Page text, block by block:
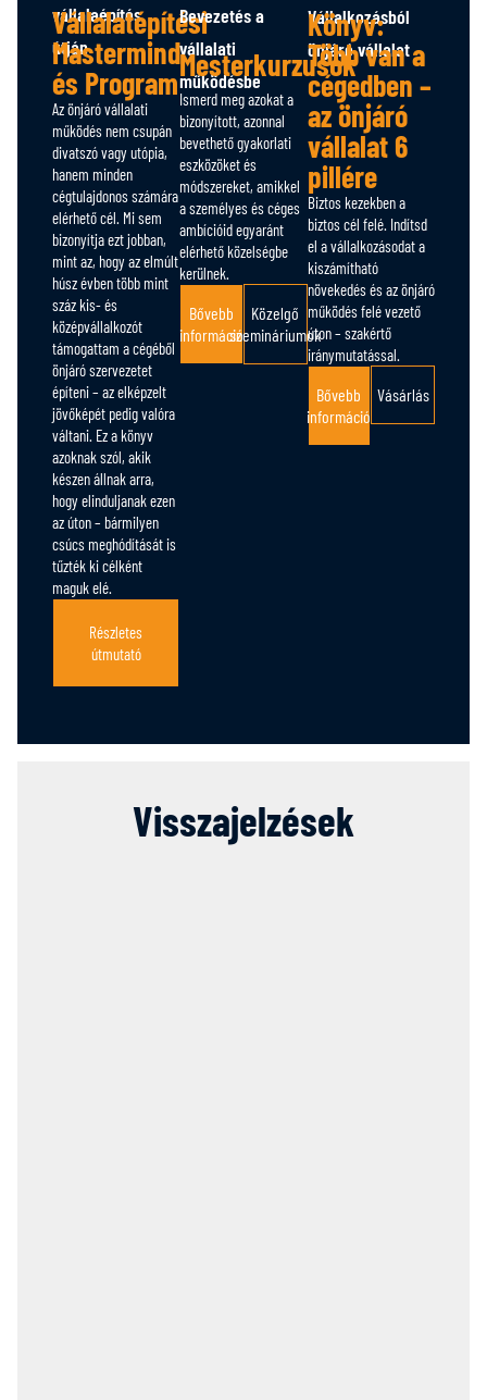
vállalaépítés
útján
Vállalatépítési
Mastermind
és Program
Az önjáró vállalati
működés nem csupán
divatszó vagy utópia,
hanem minden
cégtulajdonos számára
elérhető cél. Mi sem
bizonyítja ezt jobban,
mint az, hogy az elmúlt
húsz évben több mint
száz kis- és
középvállalkozót
támogattam a cégéből
önjáró szervezetet
építeni – az elképzelt
jövőképét pedig valóra
váltani. Ez a könyv
azoknak szól, akik
készen állnak arra,
hogy elinduljanak ezen
az úton – bármilyen
csúcs meghódítását is
tűzték ki célként
maguk elé.
Részletes
útmutató
Bevezetés a
vállalati
működésbe
Mesterkurzusok
Ismerd meg azokat a
bizonyított, azonnal
bevethető gyakorlati
eszközöket és
módszereket, amikkel
a személyes és céges
ambícióid egyaránt
elérhető közelségbe
kerülnek.
Bővebb
információ
Közelgő
szemináriumok
Vállalkozásból
önjáró vállalat
Könyv:
Több van a
cégedben –
az önjáró
vállalat 6
pillére
Biztos kezekben a
biztos cél felé. Indítsd
el a vállalkozásodat a
kiszámítható
növekedés és az önjáró
működés felé vezető
úton – szakértő
iránymutatással.
Bővebb
információ
Vásárlás
Visszajelzések